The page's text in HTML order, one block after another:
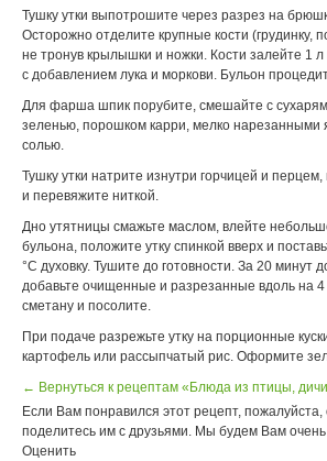
Тушку утки выпотрошите через разрез на
Осторожно отделите крупные кости (грудинку,
не тронув крылышки и ножки. Кости залейте 1
с добавлением лука и моркови. Бульон
Для фарша шпик порубите, смешайте с
зеленью, порошком карри, мелко нарезанными
солью.
Тушку утки натрите изнутри горчицей и
и перевяжите ниткой.
Дно утятницы смажьте маслом, влейте
бульона, положите утку спинкой вверх и
°С духовку. Тушите до готовности. За 20 минут
добавьте очищенные и разрезанные вдоль на
сметану и посолите.
При подаче разрежьте утку на порционные
картофель или рассыпчатый рис. Оформите
← Вернуться к рецептам «Блюда из птицы,
Если Вам понравился этот рецепт, пожалуйста,
поделитесь им с друзьями. Мы будем Вам
Оценить